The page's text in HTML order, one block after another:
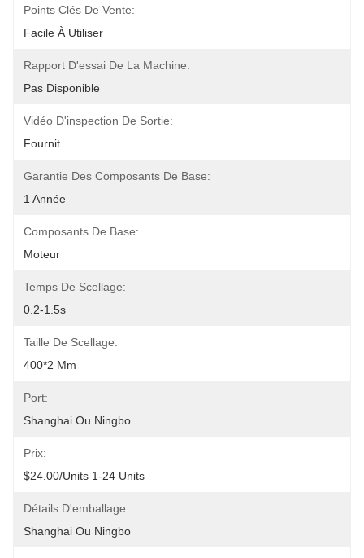
Points Clés De Vente:
Facile À Utiliser
Rapport D'essai De La Machine:
Pas Disponible
Vidéo D'inspection De Sortie:
Fournit
Garantie Des Composants De Base:
1 Année
Composants De Base:
Moteur
Temps De Scellage:
0.2-1.5s
Taille De Scellage:
400*2 Mm
Port:
Shanghai Ou Ningbo
Prix:
$24.00/units 1-24 Units
Détails D'emballage:
Shanghai Ou Ningbo